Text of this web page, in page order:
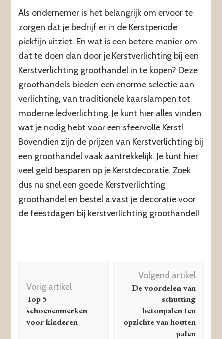
Als ondernemer is het belangrijk om ervoor te
zorgen dat je bedrijf er in de Kerstperiode
piekfijn uitziet. En wat is een betere manier om
dat te doen dan door je Kerstverlichting bij een
Kerstverlichting groothandel in te kopen? Deze
groothandels bieden een enorme selectie aan
verlichting, van traditionele kaarslampen tot
moderne ledverlichting. Je kunt hier alles vinden
wat je nodig hebt voor een sfeervolle Kerst!
Bovendien zijn de prijzen van Kerstverlichting bij
een groothandel vaak aantrekkelijk. Je kunt hier
veel geld besparen op je Kerstdecoratie. Zoek
dus nu snel een goede Kerstverlichting
groothandel en bestel alvast je decoratie voor
de feestdagen bij kerstverlichting groothandel!
Vorig artikel
Top 5
schoenenmerken
voor kinderen
Volgend artikel
De voordelen van
schutting
betonpalen ten
opzichte van houten
palen